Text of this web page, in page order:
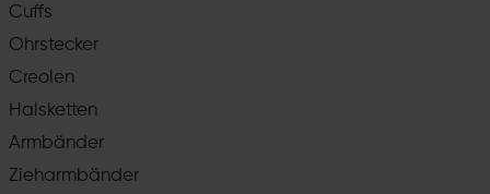
Cuffs
Ohrstecker
Creolen
Halsketten
Armbänder
Zieharmbänder